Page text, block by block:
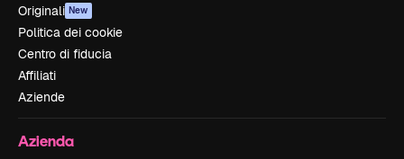
Originali New
Politica dei cookie
Centro di fiducia
Affiliati
Aziende
Azienda